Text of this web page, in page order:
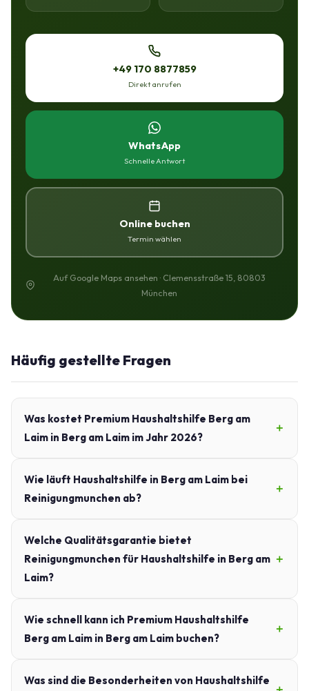
+49 170 8877859
Direkt anrufen
WhatsApp
Schnelle Antwort
Online buchen
Termin wählen
Auf Google Maps ansehen · Clemensstraße 15, 80803
München
Häufig gestellte Fragen
Was kostet Premium Haushaltshilfe Berg am
Laim in Berg am Laim im Jahr 2026?
Wie läuft Haushaltshilfe in Berg am Laim bei
Reinigungmunchen ab?
Welche Qualitätsgarantie bietet
Reinigungmunchen für Haushaltshilfe in Berg am
Laim?
Wie schnell kann ich Premium Haushaltshilfe
Berg am Laim in Berg am Laim buchen?
Was sind die Besonderheiten von Haushaltshilfe